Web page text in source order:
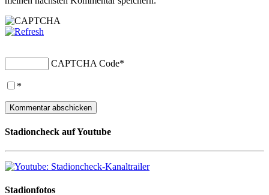
CAPTCHA Code*
*
Stadioncheck auf Youtube
Stadionfotos